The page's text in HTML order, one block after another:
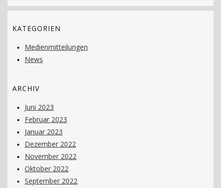
KATEGORIEN
Medienmitteilungen
News
ARCHIV
Juni 2023
Februar 2023
Januar 2023
Dezember 2022
November 2022
Oktober 2022
September 2022